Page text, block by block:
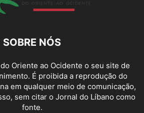
SOBRE NÓS
Oriente ao Ocidente o seu site de
É proibida a reprodução do
em qualquer meio de comunicação,
sem citar o Jornal do Líbano como
fonte.